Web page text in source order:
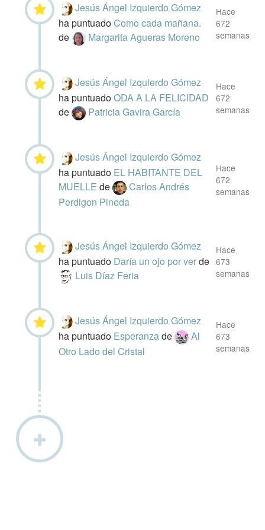
Jesús Ángel Izquierdo Gómez
ha puntuadoComo cada mañana.
de
Margarita Agueras Moreno
Hace
672
semanas
Jesús Ángel Izquierdo Gómez
ha puntuadoODA A LA FELICIDAD
de
Patricia Gavira García
Hace
672
semanas
Jesús Ángel Izquierdo Gómez
ha puntuado EL HABITANTE DEL
MUELLEde
Carlos Andrés
Perdigon Pineda
Hace
672
semanas
Jesús Ángel Izquierdo Gómez
ha puntuado Daría un ojo por verde
Luis Díaz Feria
Hace
673
semanas
Jesús Ángel Izquierdo Gómez
ha puntuado Esperanzade
Al
Otro Lado del Cristal
Hace
673
semanas